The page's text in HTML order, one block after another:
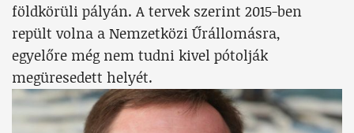
földkörüli pályán. A tervek szerint 2015-ben
repült volna a Nemzetközi Űrállomásra,
egyelőre még nem tudni kivel pótolják
megüresedett helyét.